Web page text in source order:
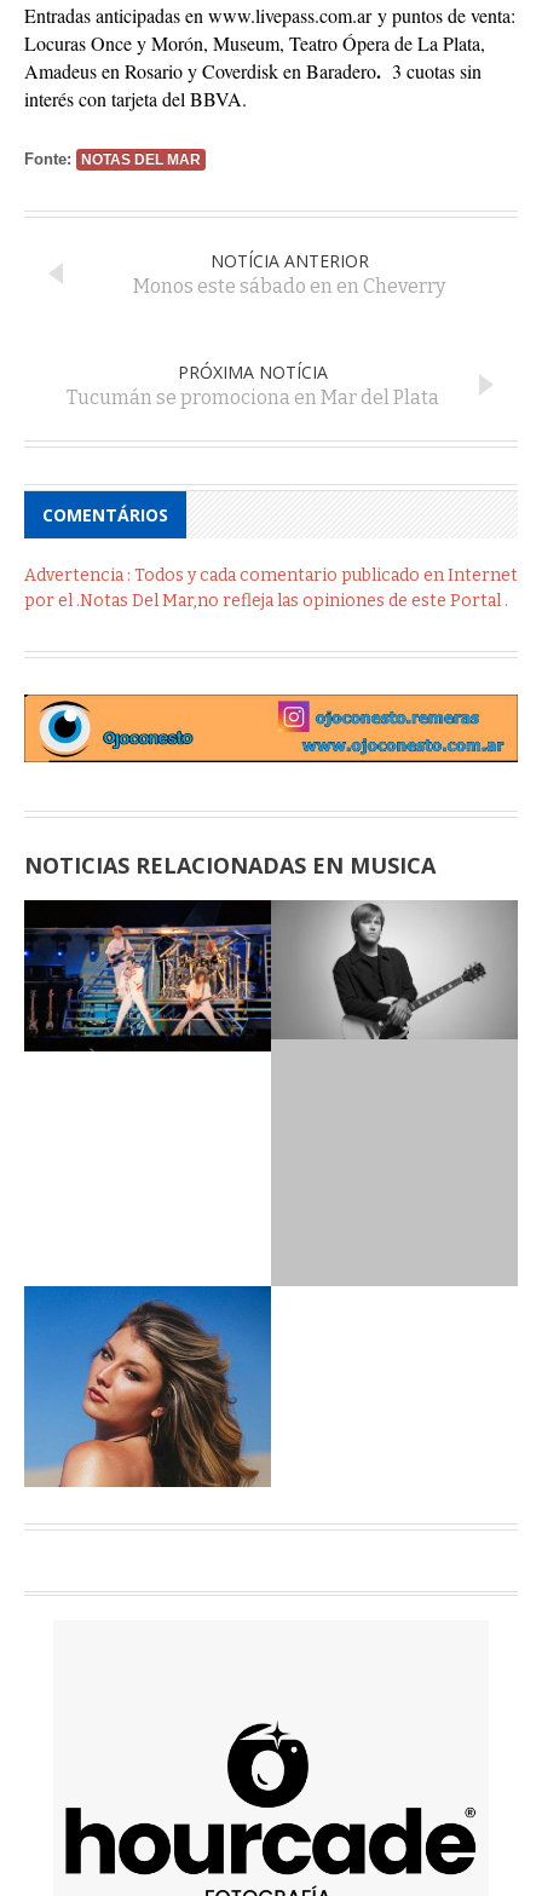
Entradas anticipadas en www.livepass.com.ary puntos de venta:
Locuras Once y Morón, Museum, Teatro Ópera de La Plata,
Amadeus en Rosario y Coverdisk en Baradero. 3 cuotas sin
interés con tarjeta del BBVA.
Fonte: NOTAS DEL MAR
NOTÍCIA ANTERIOR
Monos este sábado en en Cheverry
PRÓXIMA NOTÍCIA
Tucumán se promociona en Mar del Plata
COMENTÁRIOS
Advertencia : Todos y cada comentario publicado en Internet
por el .Notas Del Mar,no refleja las opiniones de este Portal .
NOTICIAS RELACIONADAS EN MUSICA